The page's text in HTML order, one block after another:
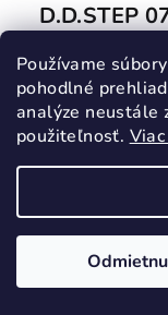
Používame
pohodlné
analýze neustále
použiteľnosť.
D.D.STEP
30